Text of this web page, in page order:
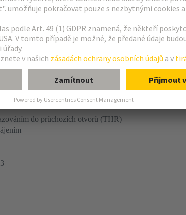
do průchozích otvorů (THR)